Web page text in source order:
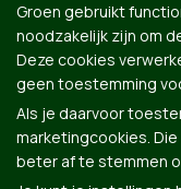
Groen gebruikt
noodzakelijk zijn om
Deze cookies
geen toestemming
Als je daarvoor
marketingcookies.
beter af te stemmen